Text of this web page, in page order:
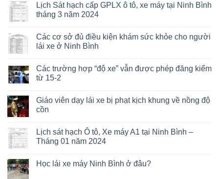
Lịch Sát hạch cấp GPLX ô tô, xe máy tại Ninh Bình
tháng 3 năm 2024
Các cơ sở đủ điều kiện khám sức khỏe cho người
lái xe ở Ninh Bình
Các trường hợp “độ xe” vẫn được phép đăng kiểm
từ 15-2
Giáo viên dạy lái xe bị phạt kịch khung về nồng độ
cồn
Lịch sát hạch Ô tô, Xe máy A1 tại Ninh Bình –
Tháng 01 năm 2024
Học lái xe máy Ninh Bình ở đâu?